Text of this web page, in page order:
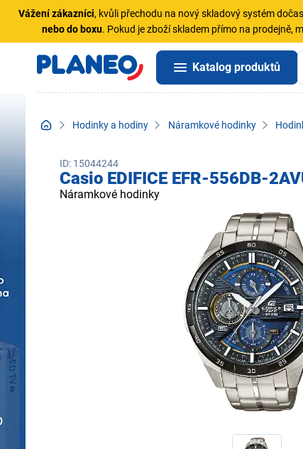
Vážení zákazníci, kvůli přechodu na nový skladový systém
nebo do boxu. Pokud je zboží skladem přímo na prodejně,
Katalog produktů
Hodinky a hodiny Náramkové hodinky
ID: 15044244
Casio EDIFICE EFR-556DB-
Náramkové hodinky